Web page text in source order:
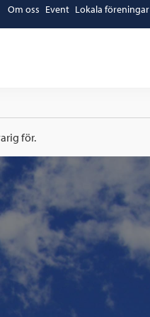
Om oss Event Lokala föreningar
för.